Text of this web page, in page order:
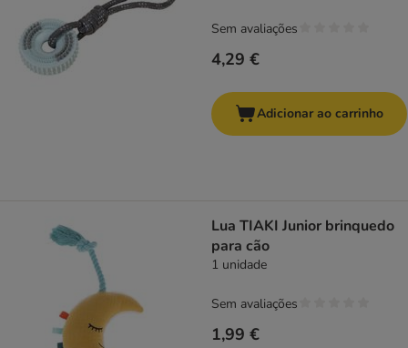
4,29 €
Sem avaliações
Adicionar ao carrinho
Lua TIAKI Junior brinquedo
para cão
1 unidade
1,99 €
Sem avaliações